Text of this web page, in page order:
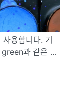
합니다. 기